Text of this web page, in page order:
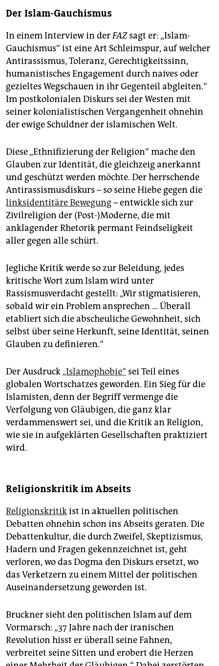
Der Islam-Gauchismus
In einem Interview in derFAZsagt er: „Islam-
Gauchismus“ ist eine Art Schleimspur, auf welcher
Antirassismus, Toleranz, Gerechtigkeitssinn,
humanistisches Engagement durch naives oder
gezieltes Wegschauen in ihr Gegenteil abgleiten.“
Im postkolonialen Diskurs sei der Westen mit
seiner kolonialistischen Vergangenheit ohnehin
der ewige Schuldner der islamischen Welt.
Diese „Ethnifizierung der Religion“ mache den
Glauben zur Identität, die gleichzeig anerkannt
und geschützt werden möchte. Der herrschende
Antirassismusdiskurs – so seine Hiebe gegen die
linksidentitäre Bewegung– entwickle sich zur
Zivilreligion der (Post-)Moderne, die mit
anklagender Rhetorik permant Feindseligkeit
aller gegen alle schürt.
Jegliche Kritik werde so zur Beleidung, jedes
kritische Wort zum Islam wird unter
Rassismusverdacht gestellt: „Wir stigmatisieren,
sobald wir ein Problem ansprechen … Überall
etabliert sich die abscheuliche Gewohnheit, sich
selbst über seine Herkunft, seine Identität, seinen
Glauben zu definieren.“
Der Ausdruck„Islamophobie“ sei Teil eines
globalen Wortschatzes geworden. Ein Sieg für die
Islamisten, denn der Begriff vermenge die
Verfolgung von Gläubigen, die ganz klar
verdammenswert sei, und die Kritik an Religion,
wie sie in aufgeklärten Gesellschaften praktiziert
wird.
Religionskritik im Abseits
Religionskritikist in aktuellen politischen
Debatten ohnehin schon ins Abseits geraten. Die
Debattenkultur, die durch Zweifel, Skeptizismus,
Hadern und Fragen gekennzeichnet ist, geht
verloren, wo das Dogma den Diskurs ersetzt, wo
das Verketzern zu einem Mittel der politischen
Auseinandersetzung geworden ist.
Bruckner sieht den politischen Islam auf dem
Vormarsch: „37 Jahre nach der iranischen
Revolution hisst er überall seine Fahnen,
verbreitet seine Sitten und erobert die Herzen